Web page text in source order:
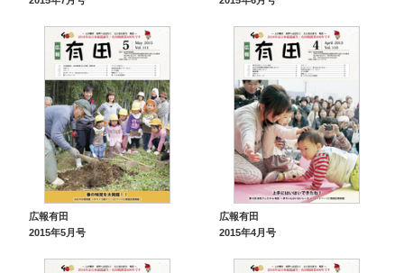
広報有田
2015年5月号
広報有田
2015年4月号